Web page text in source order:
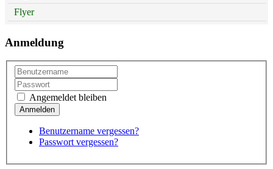
Flyer
Anmeldung
Angemeldet bleiben
Benutzername vergessen?
Passwort vergessen?